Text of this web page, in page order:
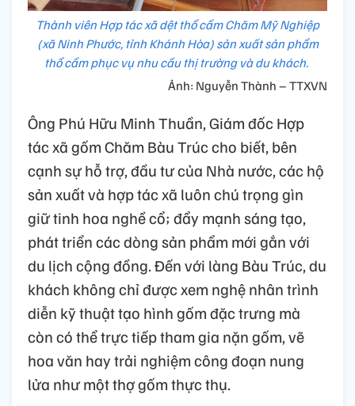
Thành viên Hợp tác xã dệt thổ cẩm Chăm Mỹ Nghiệp
(xã Ninh Phước, tỉnh Khánh Hòa) sản xuất sản phẩm
thổ cẩm phục vụ nhu cầu thị trường và du khách.
Ảnh: Nguyễn Thành – TTXVN
Ông Phú Hữu Minh Thuần, Giám đốc Hợp
tác xã gốm Chăm Bàu Trúc cho biết, bên
cạnh sự hỗ trợ, đầu tư của Nhà nước, các hộ
sản xuất và hợp tác xã luôn chú trọng gìn
giữ tinh hoa nghề cổ; đẩy mạnh sáng tạo,
phát triển các dòng sản phẩm mới gắn với
du lịch cộng đồng. Đến với làng Bàu Trúc, du
khách không chỉ được xem nghệ nhân trình
diễn kỹ thuật tạo hình gốm đặc trưng mà
còn có thể trực tiếp tham gia nặn gốm, vẽ
hoa văn hay trải nghiệm công đoạn nung
lửa như một thợ gốm thực thụ.